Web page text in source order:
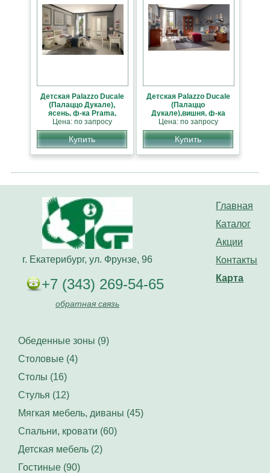
Детская Palazzo Ducale
(Палаццо Дукале),
ясень, ф-ка Prama,
Италия НОВИНКА 2014
Цена: по запросу
Купить
Детская Palazzo Ducale
(Палаццо
Дукале),вишня, ф-ка
Prama, Италия
НОВИНКА 2014
Цена: по запросу
Купить
Главная
Каталог
Акции
Контакты
Карта
г. Екатерибург, ул. Фрунзе, 96
+7 (343) 269-54-65
обратная связь
Обеденные зоны (9)
Столовые (4)
Столы (16)
Стулья (12)
Мягкая мебель, диваны (45)
Спальни, кровати (60)
Детская мебель (2)
Гостиные (90)